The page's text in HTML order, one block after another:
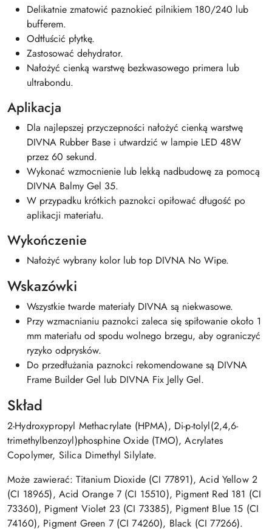
Delikatnie zmatowić paznokieć pilnikiem 180/240 lub
bufferem.
Odtłuścić płytkę.
Zastosować dehydrator.
Nałożyć cienką warstwę bezkwasowego primera lub
ultrabondu.
Aplikacja
Dla najlepszej przyczepności nałożyć cienką warstwę
DIVNA Rubber Base i utwardzić w lampie LED 48W
przez 60 sekund.
Wykonać wzmocnienie lub lekką nadbudowę za pomocą
DIVNA Balmy Gel 35.
W przypadku krótkich paznokci opiłować długość po
aplikacji materiału.
Wykończenie
Nałożyć wybrany kolor lub top DIVNA No Wipe.
Wskazówki
Wszystkie twarde materiały DIVNA są niekwasowe.
Przy wzmacnianiu paznokci zaleca się spiłowanie około 1
mm materiału od spodu wolnego brzegu, aby ograniczyć
ryzyko odprysków.
Do przedłużania paznokci rekomendowane są DIVNA
Frame Builder Gel lub DIVNA Fix Jelly Gel.
Skład
2-Hydroxypropyl Methacrylate (HPMA), Di-p-tolyl(2,4,6-
trimethylbenzoyl)phosphine Oxide (TMO), Acrylates
Copolymer, Silica Dimethyl Silylate.
Może zawierać: Titanium Dioxide (CI 77891), Acid Yellow 2
(CI 18965), Acid Orange 7 (CI 15510), Pigment Red 181 (CI
73360), Pigment Violet 23 (CI 73385), Pigment Blue 15 (CI
74160), Pigment Green 7 (CI 74260), Black (CI 77266).